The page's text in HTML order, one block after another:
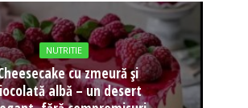
NUTRITIE
cu zmeură și
albă – un desert